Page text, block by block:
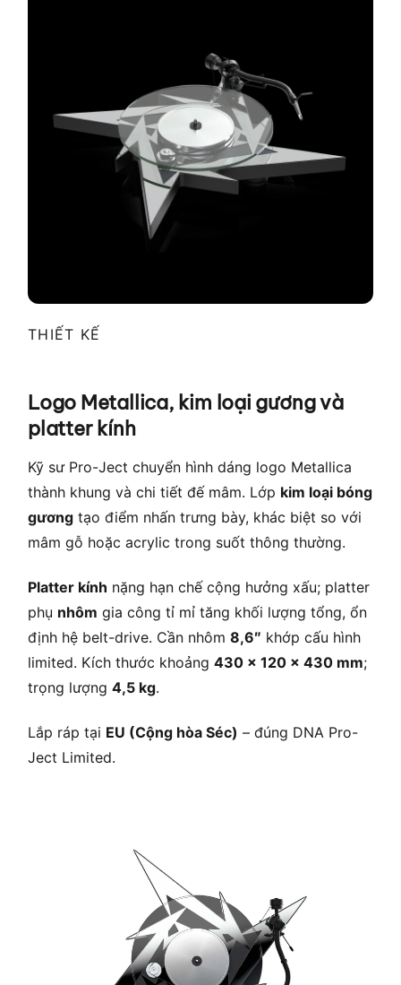
THIẾT KẾ
Logo Metallica, kim loại gương và
platter kính
Kỹ sư Pro-Ject chuyển hình dáng logo Metallica
thành khung và chi tiết đế mâm. Lớp kim loại bóng
gương tạo điểm nhấn trưng bày, khác biệt so với
mâm gỗ hoặc acrylic trong suốt thông thường.
Platter kính nặng hạn chế cộng hưởng xấu; platter
phụ nhôm gia công tỉ mỉ tăng khối lượng tổng, ổn
định hệ belt-drive. Cần nhôm 8,6″ khớp cấu hình
limited. Kích thước khoảng 430 × 120 × 430 mm;
trọng lượng 4,5 kg.
Lắp ráp tại EU (Cộng hòa Séc) – đúng DNA Pro-
Ject Limited.